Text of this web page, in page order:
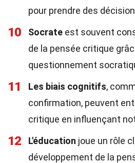
pour prendre des
10 Socrate est souvent
de la pensée critique
questionnement
11 Les biais cognitifs,
confirmation, peuvent
critique en influençant
12 L'éducation joue un rôle
développement de la